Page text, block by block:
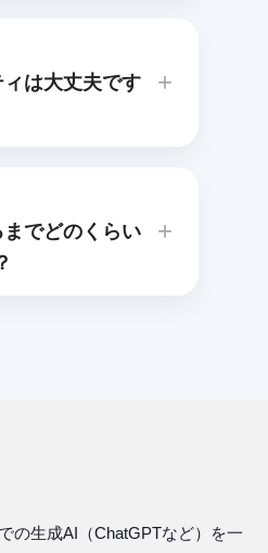
は大丈夫です
でどのくらい
の生成AI（ChatGPTなど）を一